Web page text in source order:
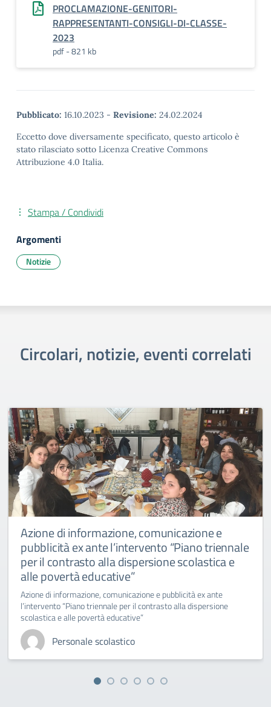
PROCLAMAZIONE-GENITORI-
RAPPRESENTANTI-CONSIGLI-DI-CLASSE-
2023
pdf - 821 kb
Pubblicato: 16.10.2023 - Revisione: 24.02.2024
Eccetto dove diversamente specificato, questo articolo è
stato rilasciato sotto Licenza Creative Commons
Attribuzione 4.0 Italia.
Stampa / Condividi
Argomenti
Notizie
Circolari, notizie, eventi correlati
Azione di informazione, comunicazione e
pubblicità ex ante l’intervento “Piano triennale
per il contrasto alla dispersione scolastica e
alle povertà educative”
Azione di informazione, comunicazione e pubblicità ex ante
l’intervento “Piano triennale per il contrasto alla dispersione
scolastica e alle povertà educative”
Personale scolastico